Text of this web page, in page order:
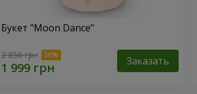
Букет "Moon Dance"
2 856 грн Заказать